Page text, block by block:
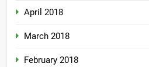
April 2018
March 2018
February 2018